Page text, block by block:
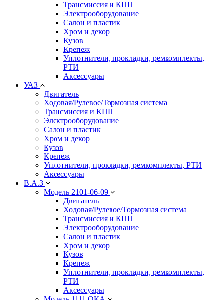
Трансмиссия и КПП
Электрооборудование
Салон и пластик
Хром и декор
Кузов
Крепеж
Уплотнители, прокладки, ремкомплекты,
РТИ
Аксессуары
УАЗ
Двигатель
Ходовая/Рулевое/Тормозная система
Трансмиссия и КПП
Электрооборудование
Салон и пластик
Хром и декор
Кузов
Крепеж
Уплотнители, прокладки, ремкомплекты, РТИ
Аксессуары
В.А.З
Модель 2101-06-09
Двигатель
Ходовая/Рулевое/Тормозная система
Трансмиссия и КПП
Электрооборудование
Салон и пластик
Хром и декор
Кузов
Крепеж
Уплотнители, прокладки, ремкомплекты,
РТИ
Аксессуары